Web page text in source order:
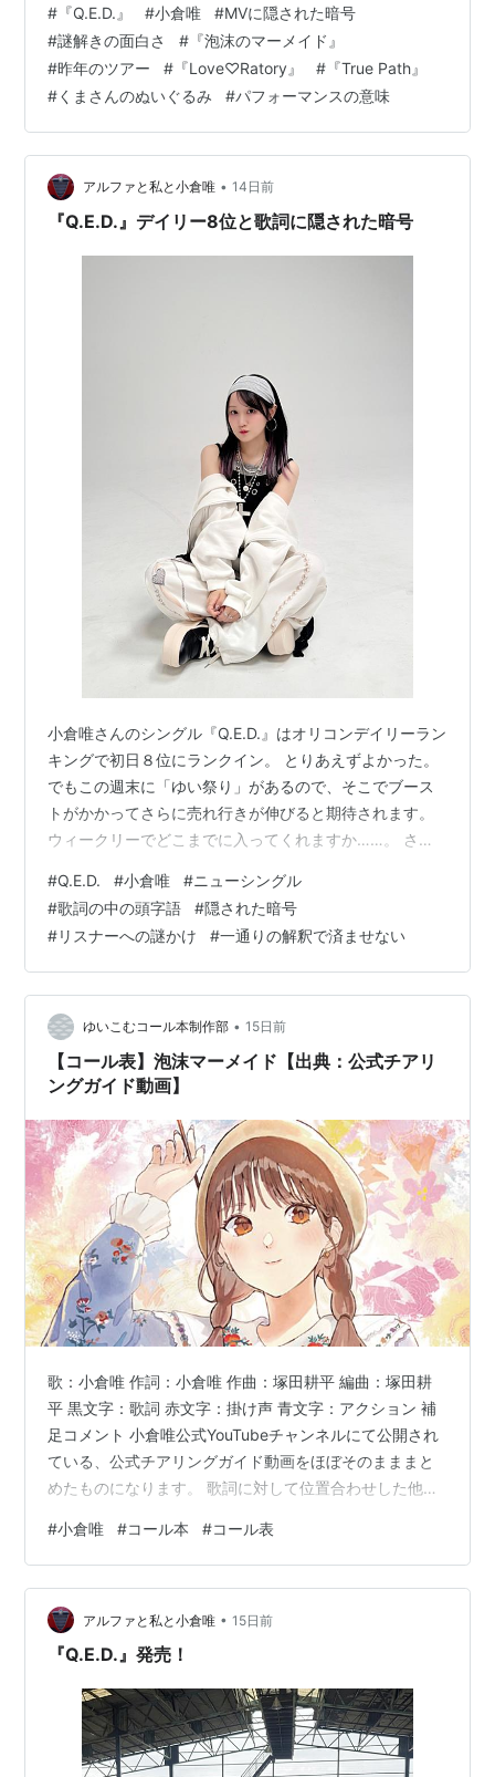
（私はたしか「JAS」さんという顔見知りのファンの方
のポストで知りました） 改めてChatGPTに説明させると
下のようになります。 面白いですね。 その下に書いてあ
る文章はラテン語で「このように証明されるところのも
のであった」つまり「証明終了」と書いてあるもので
す。 …
# 『Q.E.D.』 #小倉唯 #MVに隠された暗号
#謎解きの面白さ # 『泡沫のマーメイド』
#昨年のツアー # 『Love♡Ratory』 # 『True Path』
#くまさんのぬいぐるみ #パフォーマンスの意味
アルファと私と小倉唯 • 14日前
『Q.E.D.』デイリー8位と歌詞に隠された暗号
小倉唯さんのシングル『Q.E.D.』はオリコンデイリーラン
キングで初日８位にランクイン。 とりあえずよかった。
でもこの週末に「ゆい祭り」があるので、そこでブース
トがかかってさらに売れ行きが伸びると期待されます。
ウィークリーでどこまでに入ってくれますか……。 さて
数学で使われる「証明終了」（このように証明されると
ころのものであった）というラテン語の略語（頭字語）
が入っています。 ラテン語の「Quod Erat
Demonstrandum」の頭字語。 その他「D.A.T.A.」
「M.E.L.T.」「D.E.M.」など、意味が謎の頭字語が…
#Q.E.D. #小倉唯 #ニューシングル
#歌詞の中の頭字語 #隠された暗号
#リスナーへの謎かけ #一通りの解釈で済ませない
ゆいこむコール本制作部 • 15日前
【コール表】泡沫マーメイド【出典：公式チアリ
ングガイド動画】
歌：小倉唯 作詞：小倉唯 作曲：塚田耕平 編曲：塚田耕
平 黒文字：歌詞 赤文字：掛け声 青文字：アクション 補
足コメント 小倉唯公式YouTubeチャンネルにて公開され
ている、公式チアリングガイド動画をほぼそのまままと
めたものになります。 歌詞に対して位置合わせした他、
全体を眺めながら確認する用途としてご活用ください！
[前奏] Hi! × 12 海より輝く！ゆいちゃーん！ キラキラ揺
れてる 見慣れた風景けしきも 君と一緒なら 特別なシチ
ュエーション FuFu! 波間のプリズム 重ねた思いに 気づい
た？ どうして 泣きたくなるの FuFu! …
#小倉唯 #コール本 #コール表
アルファと私と小倉唯 • 15日前
『Q.E.D.』発売！